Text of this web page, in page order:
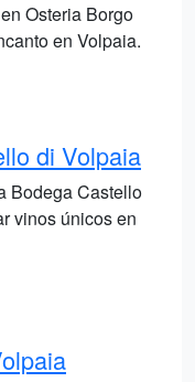
Osteria Borgo
en Volpaia.
di Volpaia
Bodega Castello
vinos únicos en